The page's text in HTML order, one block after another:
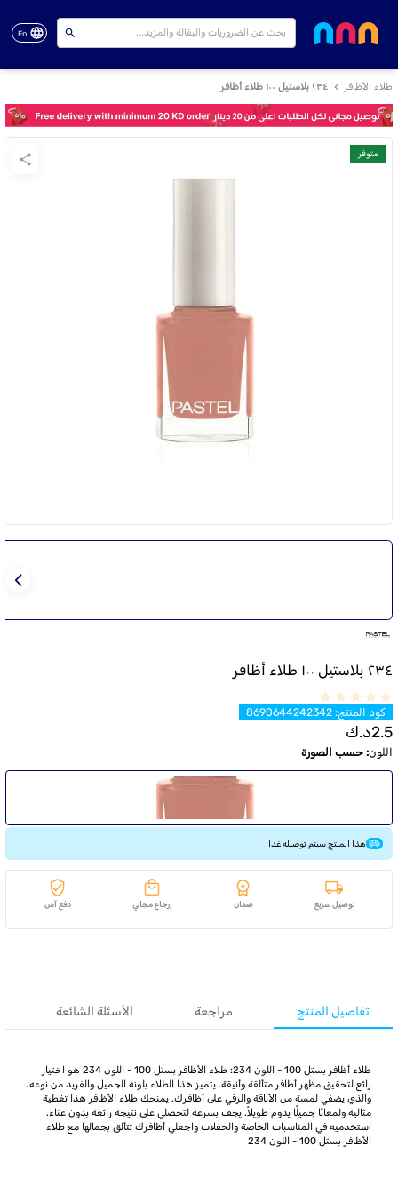
En
طلاء الأظافر ٢٣٤ بلاستيل ١٠٠ طلاء أظافر
متوفر
٢٣٤ بلاستيل ١٠٠ طلاء أظافر
كود المنتج:
8690644242342
2.5د.ك
اللون: حسب الصورة
هذا المنتج سيتم توصيله غدا
توصيل سريع ضمان إرجاع مجاني دفع آمن
تفاصيل المنتج مراجعة الأسئلة الشائعة
طلاء أظافر بستل 100 - اللون 234: طلاء الأظافر بستل 100 - اللون 234 هو اختيار
رائع لتحقيق مظهر أظافر متألقة وأنيقة. يتميز هذا الطلاء بلونه الجميل والفريد من نوعه،
والذي يضفي لمسة من الأناقة والرقي على أظافرك. يمنحك طلاء الأظافر هذا تغطية
مثالية ولمعانًا جميلًا يدوم طويلاً. يجف بسرعة لتحصلي على نتيجة رائعة بدون عناء.
استخدميه في المناسبات الخاصة والحفلات واجعلي أظافرك تتألق بجمالها مع طلاء
الأظافر بستل 100 - اللون 234